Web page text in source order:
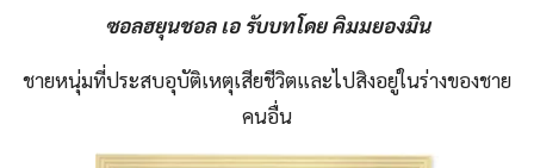
ซอลฮยุนชอล เอ รับบทโดย คิมมยองมิน
ชายหนุ่มที่ประสบอุบัติเหตุเสียชีวิตและไปสิงอยู่ในร่างของชาย
คนอื่น